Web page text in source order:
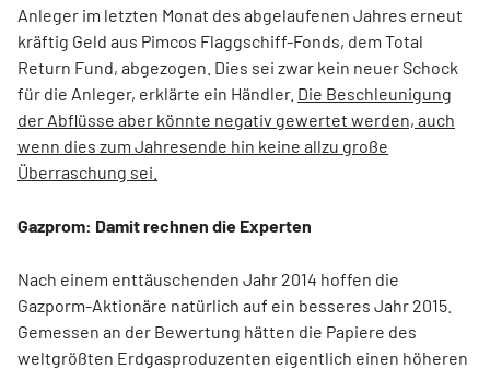
Anleger im letzten Monat des abgelaufenen Jahres erneut
kräftig Geld aus Pimcos Flaggschiff-Fonds, dem Total
Return Fund, abgezogen. Dies sei zwar kein neuer Schock
für die Anleger, erklärte ein Händler. Die Beschleunigung
der Abflüsse aber könnte negativ gewertet werden, auch
wenn dies zum Jahresende hin keine allzu große
Überraschung sei.
Gazprom: Damit rechnen die Experten
Nach einem enttäuschenden Jahr 2014 hoffen die
Gazporm-Aktionäre natürlich auf ein besseres Jahr 2015.
Gemessen an der Bewertung hätten die Papiere des
weltgrößten Erdgasproduzenten eigentlich einen höheren